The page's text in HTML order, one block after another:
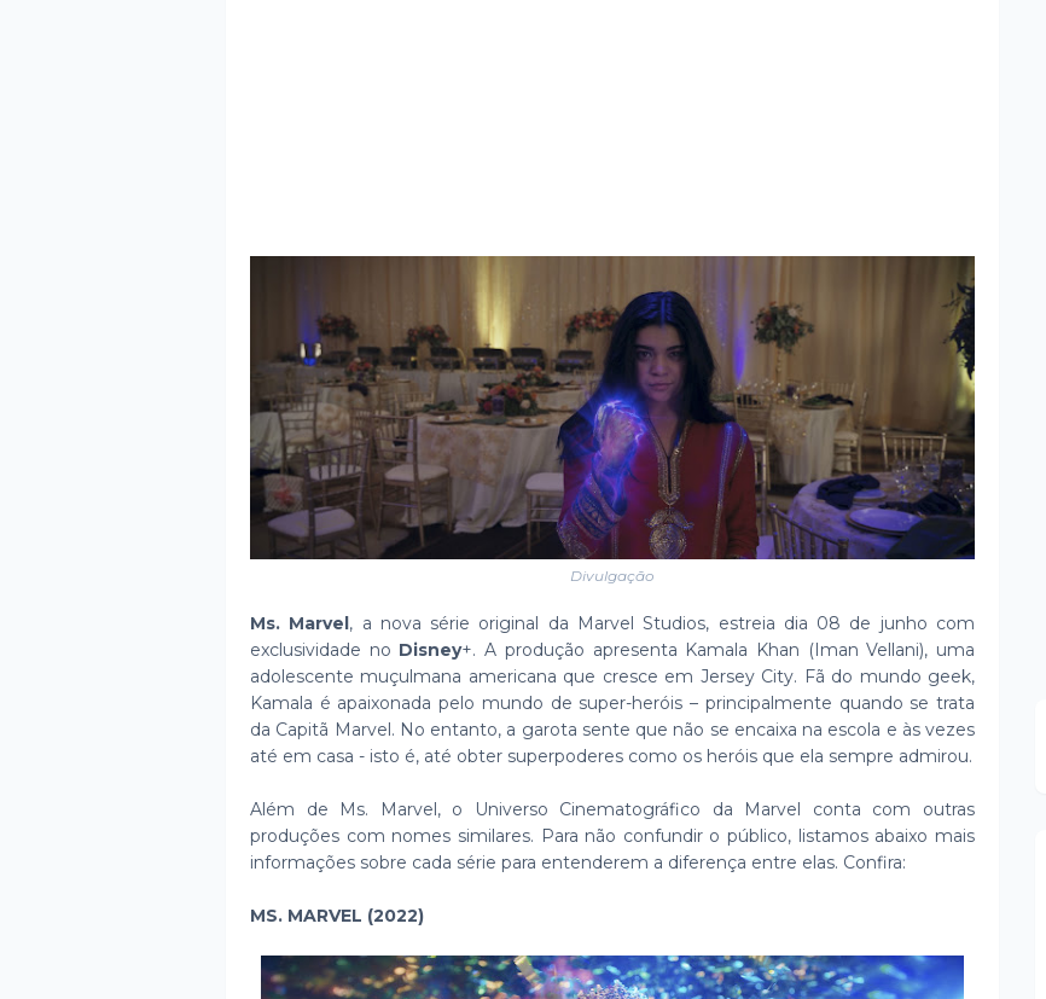
Divulgação
Ms. Marvel, a nova série original da Marvel Studios, estreia dia 08 de junho com
exclusividade no Disney+. A produção apresenta Kamala Khan (Iman Vellani), uma
adolescente muçulmana americana que cresce em Jersey City. Fã do mundo geek,
Kamala é apaixonada pelo mundo de super-heróis – principalmente quando se trata
da Capitã Marvel. No entanto, a garota sente que não se encaixa na escola e às vezes
até em casa - isto é, até obter superpoderes como os heróis que ela sempre admirou.
Além de Ms. Marvel, o Universo Cinematográfico da Marvel conta com outras
produções com nomes similares. Para não confundir o público, listamos abaixo mais
informações sobre cada série para entenderem a diferença entre elas. Confira:
MS. MARVEL (2022)